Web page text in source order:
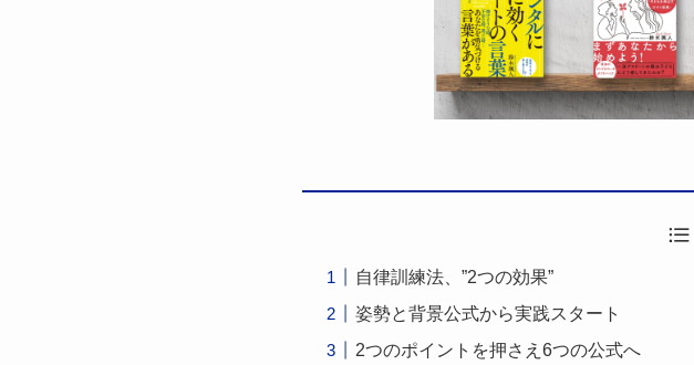
自律訓練法、”2つの効果”
姿勢と背景公式から実践スタート
2つのポイントを押さえ6つの公式へ